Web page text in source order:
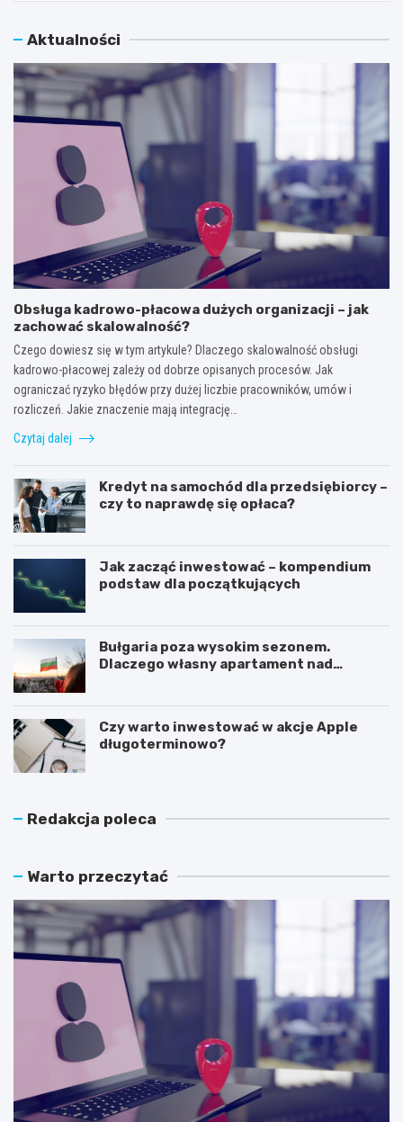
Aktualności
Obsługa kadrowo-płacowa dużych organizacji – jak
zachować skalowalność?
Czego dowiesz się w tym artykule? Dlaczego skalowalność obsługi
kadrowo-płacowej zależy od dobrze opisanych procesów. Jak
ograniczać ryzyko błędów przy dużej liczbie pracowników, umów i
rozliczeń. Jakie znaczenie mają integrację…
Czytaj dalej
Kredyt na samochód dla przedsiębiorcy –
czy to naprawdę się opłaca?
Jak zacząć inwestować – kompendium
podstaw dla początkujących
Bułgaria poza wysokim sezonem.
Dlaczego własny apartament nad
Czy warto inwestować w akcje Apple
długoterminowo?
Redakcja poleca
Warto przeczytać